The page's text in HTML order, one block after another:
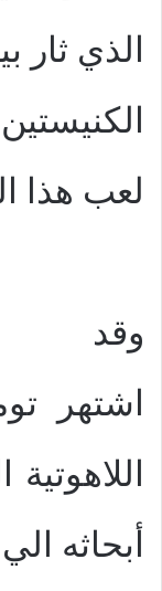
الذي ثار
لعب هذا
وقد
اشتهر
أبحاثه